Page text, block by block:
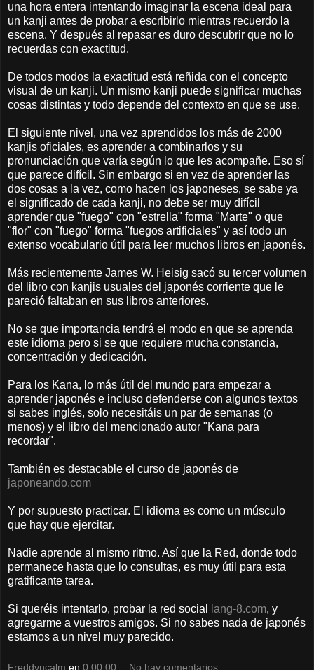
una hora entera intentando imaginar la escena ideal para
un kanji antes de probar a escribirlo mientras recuerdo la
escena. Y después al repasar es duro descubrir que no lo
recuerdas con exactitud.
De todos modos la exactitud está reñida con el concepto
visual de un kanji. Un mismo kanji puede significar muchas
cosas distintas y todo depende del contexto en que se use.
El siguiente nivel, una vez aprendidos los más de 2000
kanjis oficiales, es aprender a combinarlos y su
pronunciación que varía según lo que les acompañe. Eso sí
que parece difícil. Sin embargo si en vez de aprender las
dos cosas a la vez, como hacen los japoneses, se sabe ya
el significado de cada kanji, no debe ser muy difícil
aprender que "fuego" con "estrella" forma "Marte" o que
"flor" con "fuego" forma "fuegos artificiales" y así todo un
extenso vocabulario útil para leer muchos libros en japonés.
Más recientemente James W. Heisig sacó su tercer volumen
del libro con kanjis usuales del japonés corriente que le
pareció faltaban en sus libros anteriores.
No se que importancia tendrá el modo en que se aprenda
este idioma pero si se que requiere mucha constancia,
concentración y dedicación.
Para los Kana, lo más útil del mundo para empezar a
aprender japonés e incluso defenderse con algunos textos
si sabes inglés, solo necesitáis un par de semanas (o
menos) y el libro del mencionado autor "Kana para
recordar".
También es destacable el curso de japonés de
japoneando.com
Y por supuesto practicar. El idioma es como un músculo
que hay que ejercitar.
Nadie aprende al mismo ritmo. Así que la Red, donde todo
permanece hasta que lo consultas, es muy útil para esta
gratificante tarea.
Si queréis intentarlo, probar la red social lang-8.com, y
agregarme a vuestros amigos. Si no sabes nada de japonés
estamos a un nivel muy parecido.
Freddyncalm en 0:00:00 No hay comentarios: